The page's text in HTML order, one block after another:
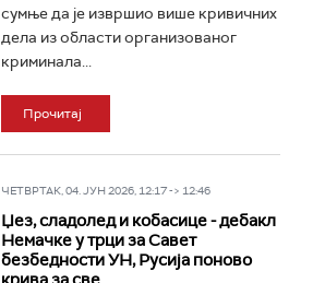
сумње да је извршио више кривичних
дела из области организованог
криминала...
Прочитај
ЧЕТВРТАК, 04. ЈУН 2026, 12:17 -> 12:46
Џез, сладолед и кобасице - дебакл
Немачке у трци за Савет
безбедности УН, Русија поново